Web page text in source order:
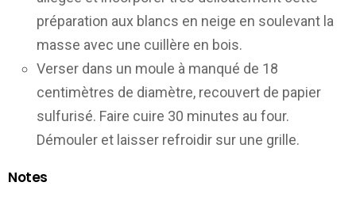
préparation aux blancs en neige en soulevant la
masse avec une cuillère en bois.
Verser dans un moule à manqué de 18
centimètres de diamètre, recouvert de papier
sulfurisé. Faire cuire 30 minutes au four.
Démouler et laisser refroidir sur une grille.
Notes